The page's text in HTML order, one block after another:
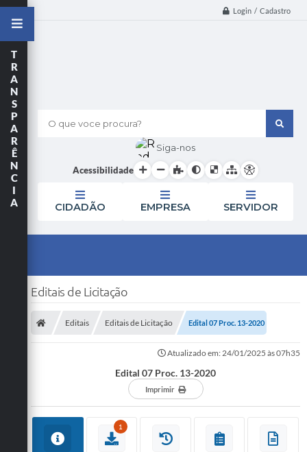
Login / Cadastro
O que voce procura?
Siga-nos
Acessibilidade
CIDADÃO EMPRESA SERVIDOR
T
R
A
N
S
P
A
R
Ê
N
C
I
A
Editais de Licitação
Editais Editais de Licitação Edital 07 Proc. 13-2020
Atualizado em: 24/01/2025 às 07h35
Edital 07 Proc. 13-2020
Imprimir
1